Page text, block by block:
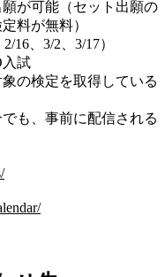
が可能（セット出願の
料が無料）
16、3/2、3/17）
入試
の検定を取得している
も、事前に配信される